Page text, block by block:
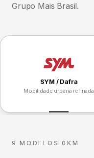
Grupo Mais Brasil.
SYM / Dafra
Mobilidade urbana refinada
9 MODELOS 0KM